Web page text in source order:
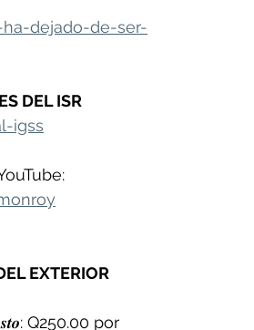
dejado-de-ser-
DEL ISR
igss
EXTERIOR
Q250.00 por